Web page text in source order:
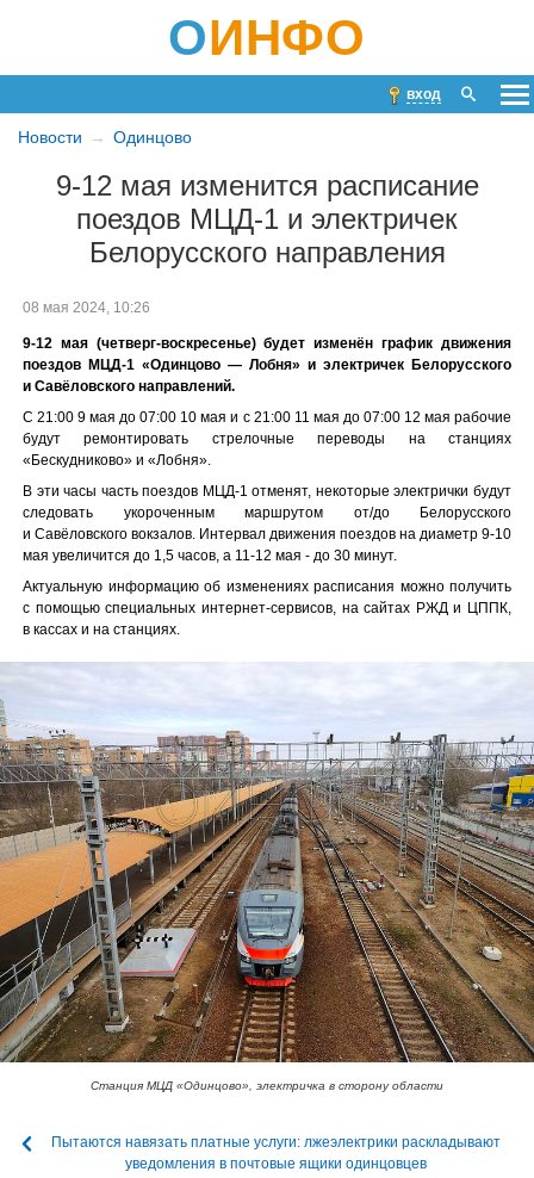
ОИНФО
вход
Новости Одинцово
9-12 мая изменится расписание
поездов МЦД-1 и электричек
Белорусского направления
08 мая 2024, 10:26
9-12 мая (четверг-воскресенье) будет изменён график движения
поездов МЦД-1 «Одинцово — Лобня» и электричек Белорусского
и Савёловского направлений.
С 21:00 9 мая до 07:00 10 мая и с 21:00 11 мая до 07:00 12 мая рабочие
будут ремонтировать стрелочные переводы на станциях
«Бескудниково» и «Лобня».
В эти часы часть поездов МЦД-1 отменят, некоторые электрички будут
следовать укороченным маршрутом от/до Белорусского
и Савёловского вокзалов. Интервал движения поездов на диаметр 9-10
мая увеличится до 1,5 часов, а 11-12 мая - до 30 минут.
Актуальную информацию об изменениях расписания можно получить
с помощью специальных интернет-сервисов, на сайтах РЖД и ЦППК,
в кассах и на станциях.
Станция МЦД «Одинцово», электричка в сторону области
Пытаются навязать платные услуги: лжеэлектрики раскладывают
уведомления в почтовые ящики одинцовцев